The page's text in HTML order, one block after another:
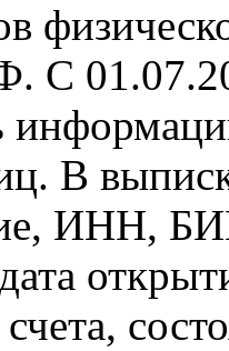
С
В
ИНН,